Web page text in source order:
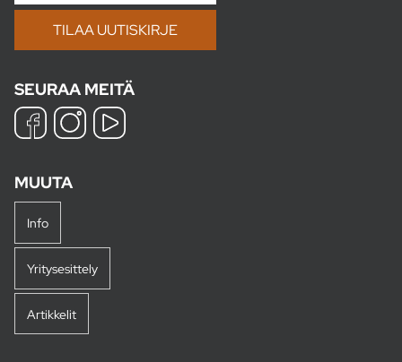
SEURAA MEITÄ
MUUTA
Info
Yritysesittely
Artikkelit